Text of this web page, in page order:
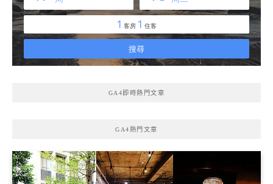
GA4即時熱門文章
GA4熱門文章